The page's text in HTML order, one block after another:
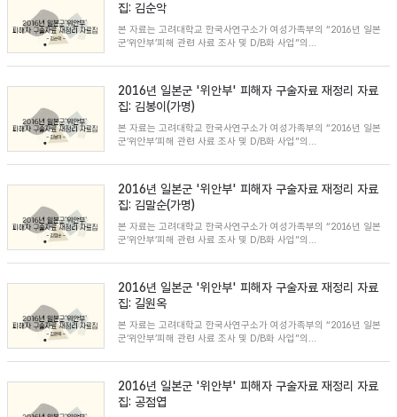
집: 김순악
본 자료는 고려대학교 한국사연구소가 여성가족부의 “2016년 일본
군’위안부’피해 관련 사료 조사 및 D/B화 사업”의...
2016년 일본군 '위안부' 피해자 구술자료 재정리 자료
집: 김봉이(가명)
본 자료는 고려대학교 한국사연구소가 여성가족부의 “2016년 일본
군’위안부’피해 관련 사료 조사 및 D/B화 사업”의...
2016년 일본군 '위안부' 피해자 구술자료 재정리 자료
집: 김말순(가명)
본 자료는 고려대학교 한국사연구소가 여성가족부의 “2016년 일본
군’위안부’피해 관련 사료 조사 및 D/B화 사업”의...
2016년 일본군 '위안부' 피해자 구술자료 재정리 자료
집: 길원옥
본 자료는 고려대학교 한국사연구소가 여성가족부의 “2016년 일본
군’위안부’피해 관련 사료 조사 및 D/B화 사업”의...
2016년 일본군 '위안부' 피해자 구술자료 재정리 자료
집: 공점엽